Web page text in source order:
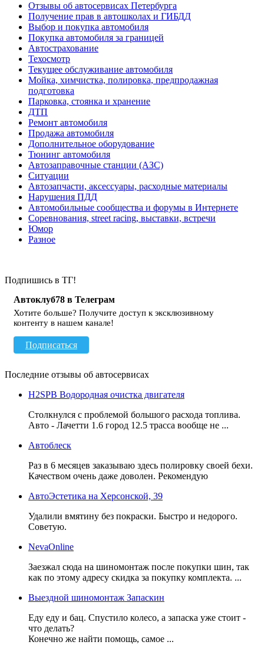
Отзывы об автосервисах Петербурга
Получение прав в автошколах и ГИБДД
Выбор и покупка автомобиля
Покупка автомобиля за границей
Автострахование
Техосмотр
Текущее обслуживание автомобиля
Мойка, химчистка, полировка, предпродажная
подготовка
Парковка, стоянка и хранение
ДТП
Ремонт автомобиля
Продажа автомобиля
Дополнительное оборудование
Тюнинг автомобиля
Автозаправочные станции (АЗС)
Ситуации
Автозапчасти, аксессуары, расходные материалы
Нарушения ПДД
Автомобильные сообщества и форумы в Интернете
Соревнования, street racing, выставки, встречи
Юмор
Разное
Подпишись в ТГ!
Автоклуб78 в Телеграм
Хотите больше? Получите доступ к эксклюзивному
контенту в нашем канале!
Подписаться
Последние отзывы об автосервисах
H2SPB Водородная очистка двигателя
Столкнулся с проблемой большого расхода топлива.
Авто - Лачетти 1.6 город 12.5 трасса вообще не ...
Автоблеск
Раз в 6 месяцев заказываю здесь полировку своей бехи.
Качеством очень даже доволен. Рекомендую
АвтоЭстетика на Херсонской, 39
Удалили вмятину без покраски. Быстро и недорого.
Советую.
NevaOnline
Заезжал сюда на шиномонтаж после покупки шин, так
как по этому адресу скидка за покупку комплекта. ...
Выездной шиномонтаж Запаскин
Еду еду и бац. Спустило колесо, а запаска уже стоит -
что делать?
Конечно же найти помощь, самое ...